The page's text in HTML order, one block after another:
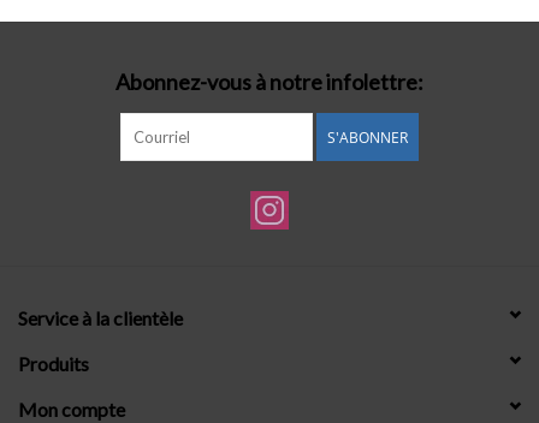
Abonnez-vous à notre infolettre:
S'ABONNER
Service à la clientèle
Produits
Mon compte